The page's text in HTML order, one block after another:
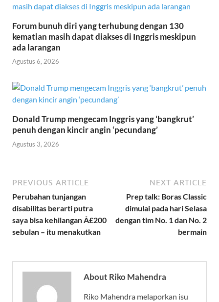
Forum bunuh diri yang terhubung dengan 130
kematian masih dapat diakses di Inggris meskipun
ada larangan
Agustus 6, 2026
Donald Trump mengecam Inggris yang ‘bangkrut’
penuh dengan kincir angin ‘pecundang’
Agustus 3, 2026
PREVIOUS ARTICLE
Perubahan tunjangan
disabilitas berarti putra
saya bisa kehilangan Â£200
sebulan – itu menakutkan
NEXT ARTICLE
Prep talk: Boras Classic
dimulai pada hari Selasa
dengan tim No. 1 dan No. 2
bermain
About Riko Mahendra
Riko Mahendra melaporkan isu